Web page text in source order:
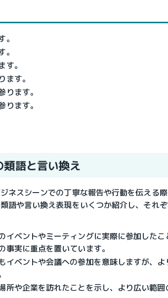
。
す。
ます。
ます。
類語と言い換え
ネスシーンでの丁寧な報告や行動を伝える
語や言い換え表現をいくつか紹介し、それ
イベントやミーティングに実際に参加したこ
実に重点を置いています。
イベントや会議への参加を意味しますが、よ
所や企業を訪れたことを示し、より広い範囲